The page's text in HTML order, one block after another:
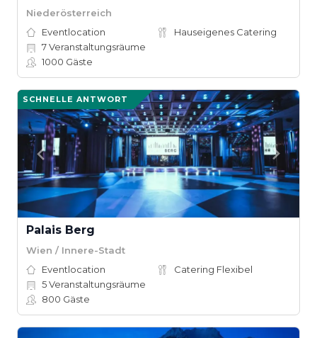
Niederösterreich
Eventlocation
Hauseigenes Catering
7Veranstaltungsräume
1000 Gäste
SCHNELLE ANTWORT
Palais Berg
Wien / Innere-Stadt
Eventlocation
Catering Flexibel
5Veranstaltungsräume
800 Gäste